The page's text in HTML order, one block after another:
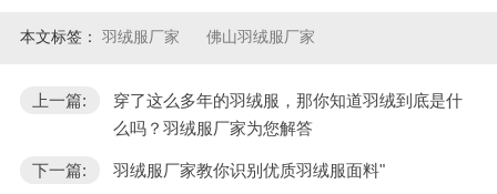
本文标签： 羽绒服厂家 佛山羽绒服厂家
上一篇:
穿了这么多年的羽绒服，那你知道羽绒到底是什
么吗？羽绒服厂家为您解答
下一篇: 羽绒服厂家教你识别优质羽绒服面料"